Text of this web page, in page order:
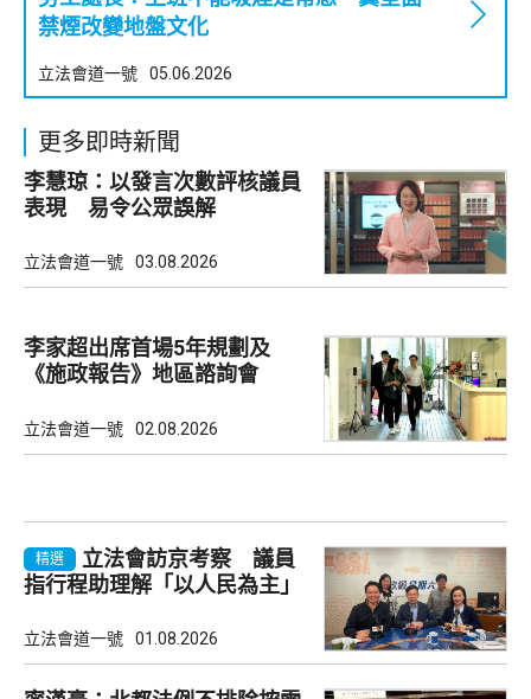
禁煙改變地盤文化
立法會道一號 05.06.2026
更多即時新聞
李慧琼：以發言次數評核議員
表現 易令公眾誤解
立法會道一號 03.08.2026
李家超出席首場5年規劃及
《施政報告》地區諮詢會
立法會道一號 02.08.2026
精選
立法會訪京考察 議員
指行程助理解「以人民為主」
立法會道一號 01.08.2026